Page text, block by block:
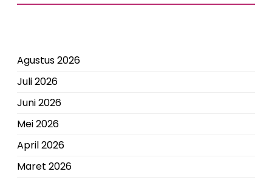
Agustus 2026
Juli 2026
Juni 2026
Mei 2026
April 2026
Maret 2026